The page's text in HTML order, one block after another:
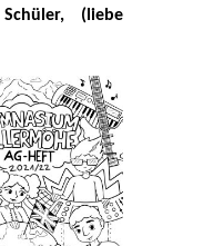
(liebe